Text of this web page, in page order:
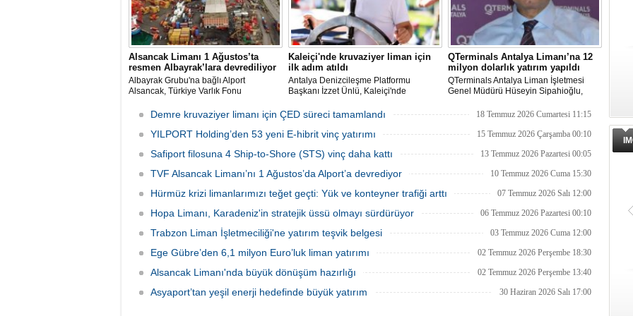
Alsancak Limanı 1 Ağustos’ta
resmen Albayrak’lara devrediliyor
Albayrak Grubu'na bağlı Alport
Alsancak, Türkiye Varlık Fonu
yük limanı işletmesini 1 Ağustos 2026
itibarıyla devralacağını liman
kullanıcılarına gönderdiği resmi yazıyla
Kaleiçi'nde kruvaziyer liman için
ilk adım atıldı
Antalya Denizcileşme Platformu
Başkanı İzzet Ünlü, Kaleiçi'nde
Ulaştırma ve Altyapı Bakanlığı 6'ncı
çalışma başlatıldığını açıkladı.
QTerminals Antalya Limanı’na 12
milyon dolarlık yatırım yapıldı
QTerminals Antalya Liman İşletmesi
Genel Müdürü Hüseyin Sipahioğlu,
yatırım yapıldığını, 2026’nın ilk yarısında
yüzde 36 artış yaşandığını söyledi.
Demre kruvaziyer limanı için ÇED süreci tamamlandı 18 Temmuz 2026 Cumartesi 11:15
YILPORT Holding’den 53 yeni E-hibrit vinç yatırımı 15 Temmuz 2026 Çarşamba 00:10
Safiport filosuna 4 Ship-to-Shore (STS) vinç daha kattı 13 Temmuz 2026 Pazartesi 00:05
TVF Alsancak Limanı’nı 1 Ağustos’da Alport’a devrediyor 10 Temmuz 2026 Cuma 15:30
Hürmüz krizi limanlarımızı teğet geçti: Yük ve konteyner trafiği arttı 07 Temmuz 2026 Salı 12:00
Hopa Limanı, Karadeniz'in stratejik üssü olmayı sürdürüyor 06 Temmuz 2026 Pazartesi 00:10
Trabzon Liman İşletmeciliği'ne yatırım teşvik belgesi 03 Temmuz 2026 Cuma 12:00
Ege Gübre’den 6,1 milyon Euro’luk liman yatırımı 02 Temmuz 2026 Perşembe 18:30
Alsancak Limanı'nda büyük dönüşüm hazırlığı 02 Temmuz 2026 Perşembe 13:40
Asyaport’tan yeşil enerji hedefinde büyük yatırım 30 Haziran 2026 Salı 17:00